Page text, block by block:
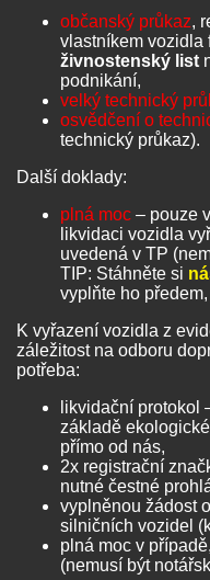
občanský průkaz,
vlastníkem vozidla
živnostenský list
podnikání,
velký technický
osvědčení o
technický průkaz).
Další doklady:
plná moc – pouze
likvidaci vozidla
uvedená v TP
TIP: Stáhněte si
vyplňte ho
K vyřazení vozidla z
záležitost na odboru
potřeba:
likvidační protokol
základě
přímo od nás,
2x registrační
nutné čestné
vyplněnou žádost
silničních vozidel
plná moc v
(nemusí být